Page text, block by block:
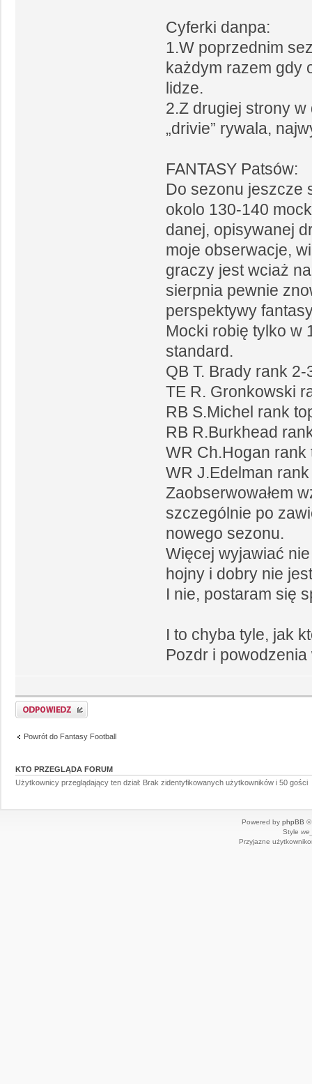
Cyferki danpa:
1.W poprzednim
każdym razem gdy
lidze.
2.Z drugiej strony
„drivie” rywala,
FANTASY Patsów:
Do sezonu jeszcze
okolo 130-140
danej, opisywanej
moje obserwacje,
graczy jest wciaż
sierpnia pewnie
perspektywy
Mocki robię tylko w
standard.
QB T. Brady rank
TE R. Gronkowski
RB S.Michel rank
RB R.Burkhead
WR Ch.Hogan rank
WR J.Edelman
Zaobserwowałem
szczególnie po
nowego sezonu.
Więcej wyjawiać
hojny i dobry nie
I nie, postaram się
I to chyba tyle, jak
Pozdr i
Powrót do Fantasy Football
KTO PRZEGLĄDA FORUM
Użytkownicy przeglądający ten dział: Brak zidentyfikowanych użytkowników i 50 gości
Powered by phpBB ©
Style
Przyjazne